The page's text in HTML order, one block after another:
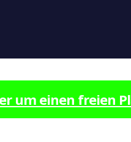
um einen freien